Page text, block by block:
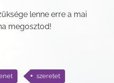
lenne erre a mai
megosztod!
szeretet